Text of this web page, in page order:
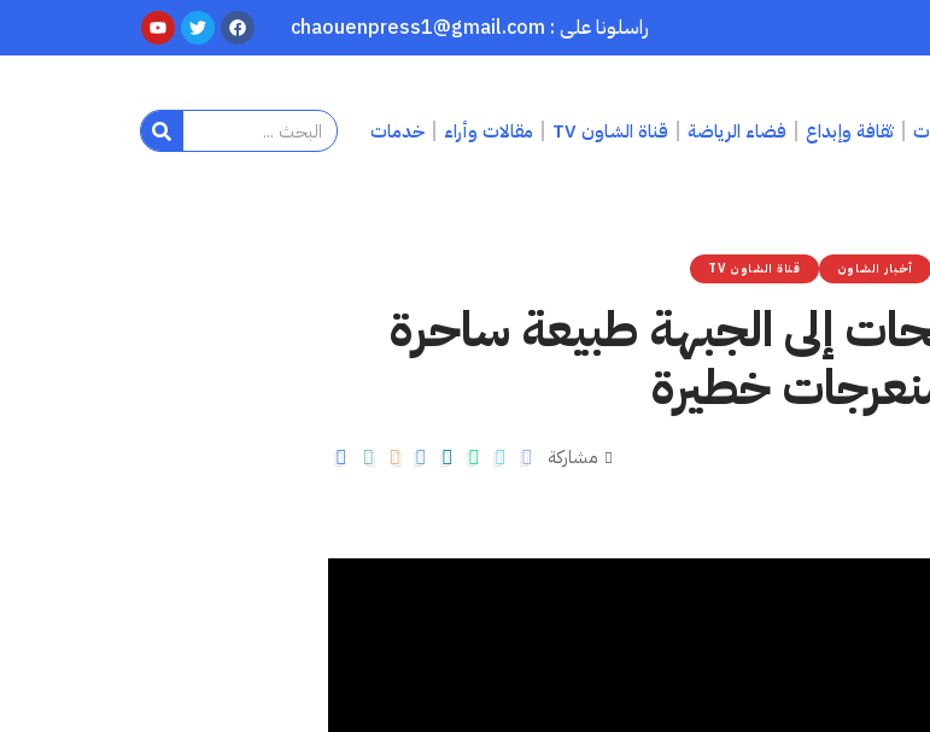
راسلونا على : chaouenpress1@gmail.com
ثقافة وإبداع فضاء الرياضة قناة الشاون TV مقالات وأراء خدمات
أخبار الشاون قناة الشاون TV
إلى الجبهة طبيعة ساحرة
خطيرة
مشاركة